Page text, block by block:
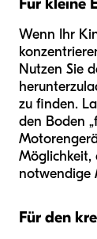
Für kleine
Wenn Ihr
Nutzen Sie
zu finden.
den Boden
Möglichkeit,
notwendige
Für den